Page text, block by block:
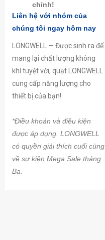
chỉnh!
Liên hệ với nhóm của
chúng tôi ngay hôm nay
LONGWELL — Được sinh ra để
mang lại chất lượng không
khí tuyệt vời, quạt LONGWELL
cung cấp năng lượng cho
thiết bị của bạn!
*Điều khoản và điều kiện
được áp dụng. LONGWELL
có quyền giải thích cuối cùng
về sự kiện Mega Sale tháng
Ba.